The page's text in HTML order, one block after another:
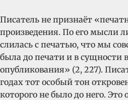
Писатель не признаёт
произведения. По его мысли
слилась с печатью, что мы
была до печати и в сущности
опубликования» (2, 227).
годах тот особый тон
которого не было до него.